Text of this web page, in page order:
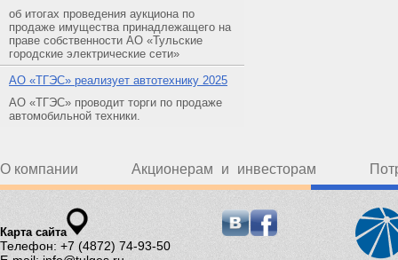
об итогах проведения аукциона по
продаже имущества принадлежащего на
праве собственности АО «Тульские
городские электрические сети»
АO «ТГЭС» реализует автотехнику 2025
АО «ТГЭС» проводит торги по продаже
автомобильной техники.
О компании Акционерам и инвесторам
Карта сайта
Телефон: +7 (4872) 74-93-50